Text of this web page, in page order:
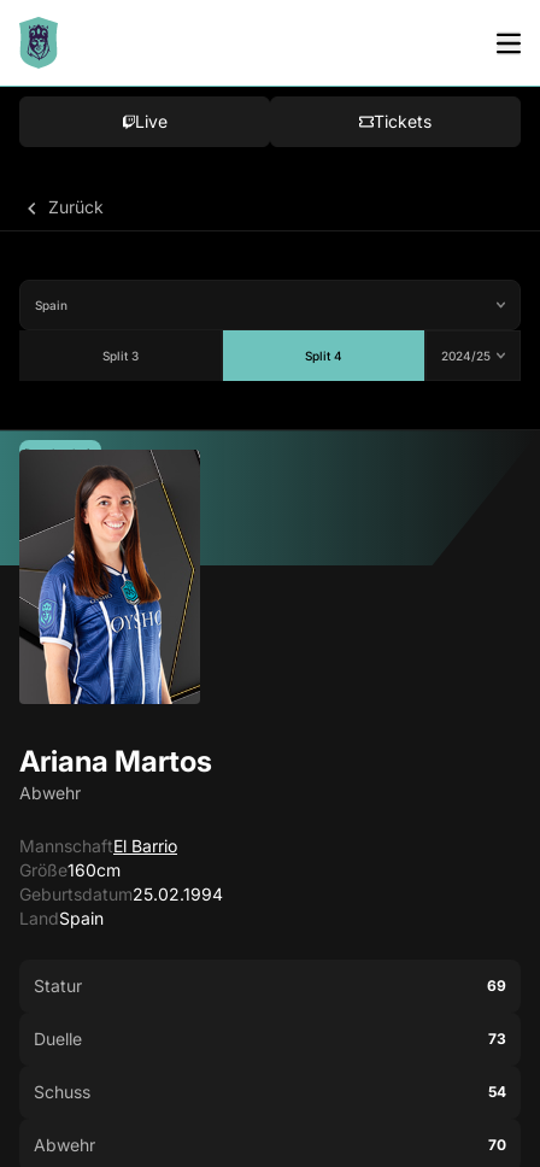
Live Tickets
Zurück
Split 3 Split 4
Ariana Martos
Abwehr
MannschaftEl Barrio
Größe160cm
Geburtsdatum25.02.1994
LandSpain
Durchschnitt
Statur 69
Duelle 73
Schuss 54
Abwehr 70